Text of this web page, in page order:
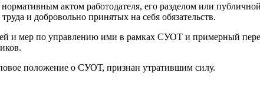
актом работодателя, его разделом или
и добровольно принятых на себя обязательств.
и мер по управлению ими в рамках СУОТ и примерный
положение о СУОТ, признан утратившим силу.